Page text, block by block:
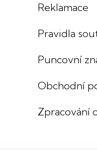
Reklamace
Pravidla
Puncovní
Obchodní
Zpracování